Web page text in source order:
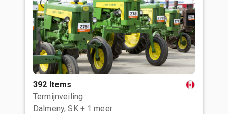
392 Items
Termijnveiling
Dalmeny, SK + 1 meer